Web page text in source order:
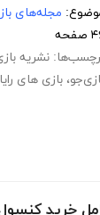
مجله‌های
نشریه
، بازی های